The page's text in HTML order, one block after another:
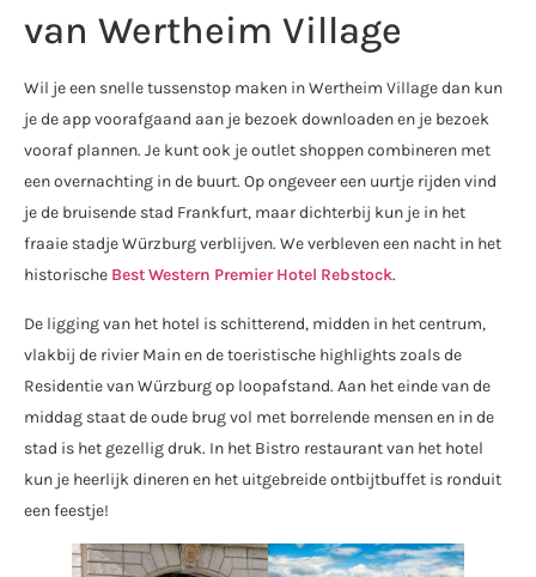
van Wertheim Village
Wil je een snelle tussenstop maken in Wertheim Village dan kun
je de app voorafgaand aan je bezoek downloaden en je bezoek
vooraf plannen. Je kunt ook je outlet shoppen combineren met
een overnachting in de buurt. Op ongeveer een uurtje rijden vind
je de bruisende stad Frankfurt, maar dichterbij kun je in het
fraaie stadje Würzburg verblijven. We verbleven een nacht in het
historische Best Western Premier Hotel Rebstock.
De ligging van het hotel is schitterend, midden in het centrum,
vlakbij de rivier Main en de toeristische highlights zoals de
Residentie van Würzburg op loopafstand. Aan het einde van de
middag staat de oude brug vol met borrelende mensen en in de
stad is het gezellig druk. In het Bistro restaurant van het hotel
kun je heerlijk dineren en het uitgebreide ontbijtbuffet is ronduit
een feestje!